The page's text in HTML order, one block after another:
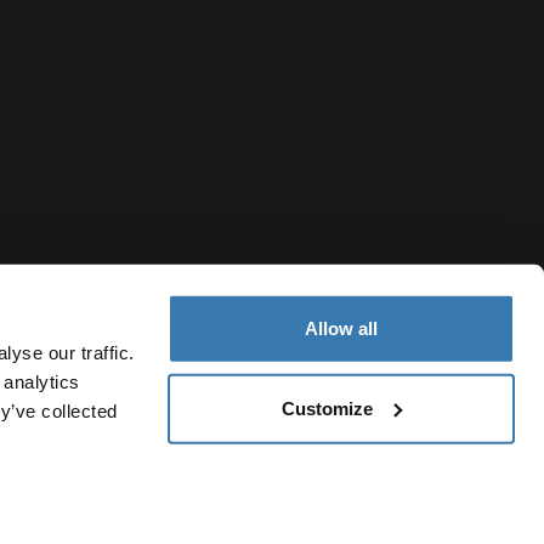
our traffic.
collected
Allow all
Customize
Politique de cookies Paramètres des cookies